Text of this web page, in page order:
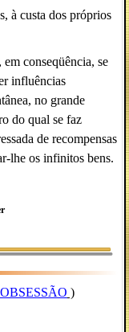
à custa dos próprios
conseqüência, se
influências
no grande
do qual se faz
de recompensas
lhe os infinitos bens.
)